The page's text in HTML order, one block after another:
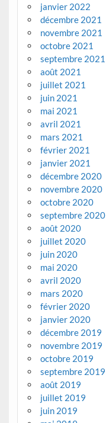
janvier 2022
décembre 2021
novembre 2021
octobre 2021
septembre 2021
août 2021
juillet 2021
juin 2021
mai 2021
avril 2021
mars 2021
février 2021
janvier 2021
décembre 2020
novembre 2020
octobre 2020
septembre 2020
août 2020
juillet 2020
juin 2020
mai 2020
avril 2020
mars 2020
février 2020
janvier 2020
décembre 2019
novembre 2019
octobre 2019
septembre 2019
août 2019
juillet 2019
juin 2019